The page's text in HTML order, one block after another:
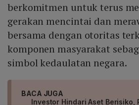
berkomitmen untuk terus
gerakan mencintai dan
bersama dengan otoritas
komponen masyarakat
simbol kedaulatan negara.
BACA JUGA
Investor Hindari Aset Berisiko,